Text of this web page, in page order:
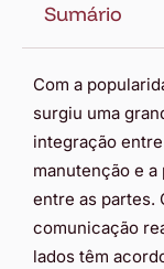
Com a
surgiu uma
integração
manutenção e
entre as partes.
comunicação
lados têm
Sumário